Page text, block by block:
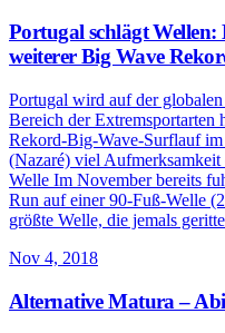
Portugal schlägt
weiterer Big Wave
Portugal wird auf der
Bereich der Extremsportarten
Rekord-Big-Wave-Surflauf
(Nazaré) viel Aufmerksamkeit
Welle Im November bereits
Run auf einer 90-Fuß-Welle
größte Welle, die jemals
Nov 4, 2018
Alternative Matura –